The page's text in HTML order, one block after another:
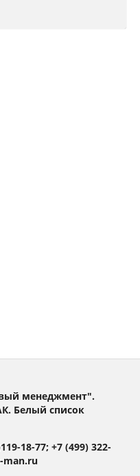
менеджмент".
Белый список
18-77; +7 (499) 322-
man.ru